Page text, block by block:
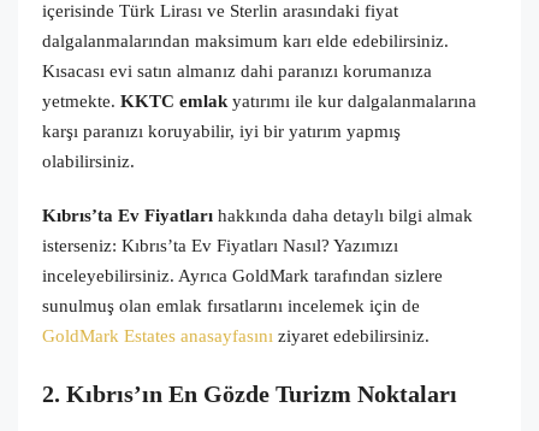
içerisinde Türk Lirası ve Sterlin arasındaki fiyat
dalgalanmalarından maksimum karı elde edebilirsiniz.
Kısacası evi satın almanız dahi paranızı korumanıza
yetmekte. KKTC emlak yatırımı ile kur dalgalanmalarına
karşı paranızı koruyabilir, iyi bir yatırım yapmış
olabilirsiniz.
Kıbrıs’ta Ev Fiyatları hakkında daha detaylı bilgi almak
isterseniz: Kıbrıs’ta Ev Fiyatları Nasıl? Yazımızı
inceleyebilirsiniz. Ayrıca GoldMark tarafından sizlere
sunulmuş olan emlak fırsatlarını incelemek için de
GoldMark Estates anasayfasını ziyaret edebilirsiniz.
2. Kıbrıs’ın En Gözde Turizm Noktaları